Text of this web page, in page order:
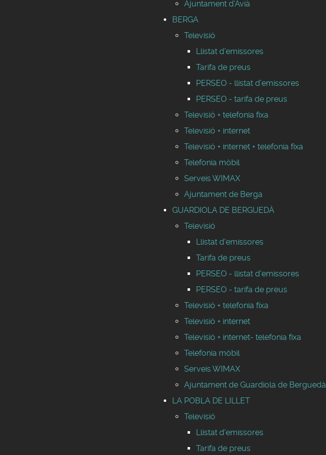
Ajuntament d'Avià
BERGA
Televisió
Llistat d'emissores
Tarifa de preus
PERSEO - llistat d'emissores
PERSEO - tarifa de preus
Televisió + telefonia fixa
Televisió + internet
Televisió + internet + telefonia fixa
Telefonia mòbil
Serveis WIMAX
Ajuntament de Berga
GUARDIOLA DE BERGUEDÀ
Televisió
Llistat d'emissores
Tarifa de preus
PERSEO - llistat d'emissores
PERSEO - tarifa de preus
Televisió + telefonia fixa
Televisió + internet
Televisió + internet- telefonia fixa
Telefonia mòbil
Serveis WIMAX
Ajuntament de Guardiola de Berguedà
LA POBLA DE LILLET
Televisió
Llistat d'emissores
Tarifa de preus